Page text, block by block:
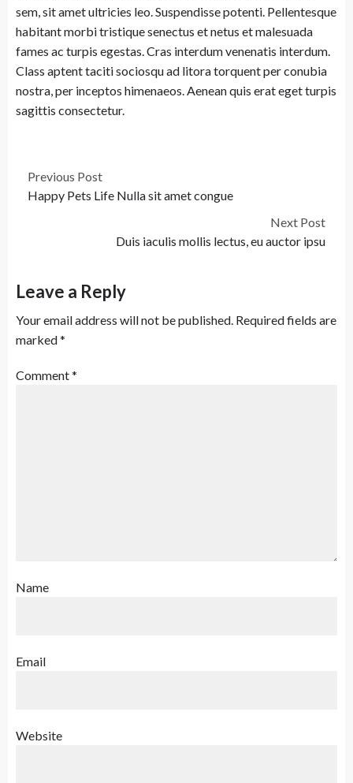
sem, sit amet ultricies leo. Suspendisse potenti. Pellentesque
habitant morbi tristique senectus et netus et malesuada
fames ac turpis egestas. Cras interdum venenatis interdum.
Class aptent taciti sociosqu ad litora torquent per conubia
nostra, per inceptos himenaeos. Aenean quis erat eget turpis
sagittis consectetur.
Previous Post
Happy Pets Life Nulla sit amet congue
Next Post
Duis iaculis mollis lectus, eu auctor ipsu
Leave a Reply
Your email address will not be published. Required fields are
marked*
Comment*
Name
Email
Website